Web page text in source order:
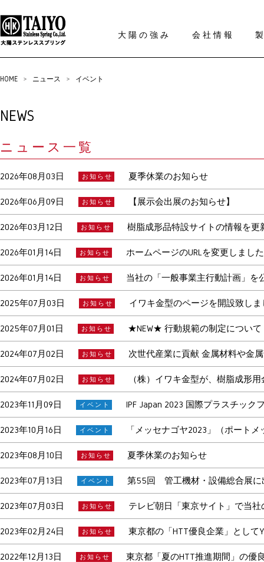
大陽の強み 会社情報
HOME > ニュース > イベント
NEWS
ニュース一覧
2026年08月03日 お知らせ 夏季休業のお知らせ
2026年06月09日 お知らせ 【展示会出展のお知らせ】
2026年03月12日 お知らせ 樹脂成形品特設サイトの情報を更
2026年01月14日 お知らせ ホームページのURLを変更しました
2026年01月14日 お知らせ 当社の「一般事業主行動計画」を
2025年07月03日 お知らせ イワキ金型のページを開設致しま
2025年07月01日 お知らせ ★NEW★ 行動規範の制定について
2024年07月02日 お知らせ 次世代産業に貢献 金属材料や金
2024年07月02日 お知らせ （株）イワキ金型が、樹脂成形
2023年11月09日 イベント IPF Japan 2023 国際プラスチック
2023年10月16日 イベント 「メッセナゴヤ2023」（ポート
2023年08月10日 お知らせ 夏季休業のお知らせ
2023年07月13日 イベント 第55回 管工機材・設備総合展に
2023年07月03日 お知らせ テレビ朝日「東京サイト」で当
2023年02月24日 お知らせ 東京都の「HTT優良企業」として
2022年12月13日 お知らせ 東京都「夏のHTT推進期間」の優